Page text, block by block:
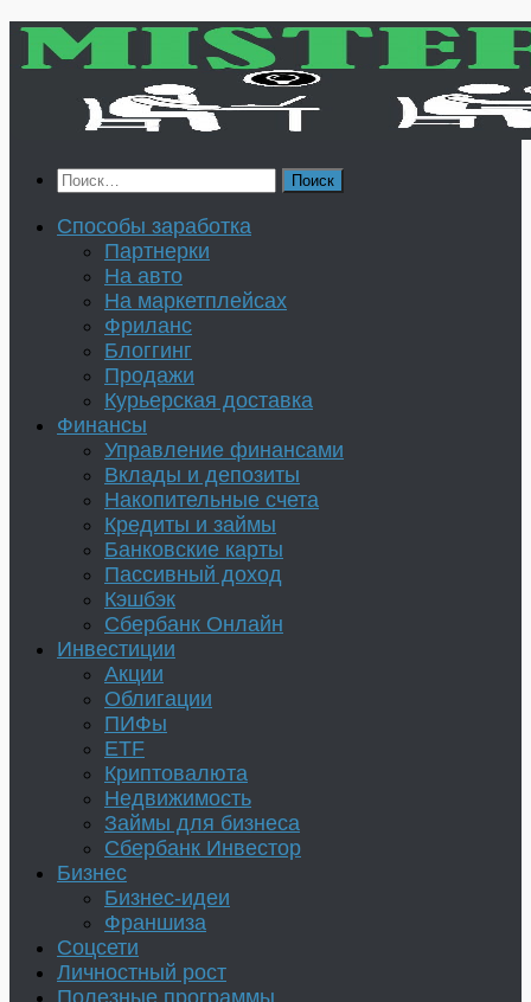
Перейти
Найти:
Способы заработка
Партнерки
На авто
На маркетплейсах
Фриланс
Блоггинг
Продажи
Курьерская доставка
Финансы
Управление финансами
Вклады и депозиты
Накопительные счета
Кредиты и займы
Банковские карты
Пассивный доход
Кэшбэк
Сбербанк Онлайн
Инвестиции
Акции
Облигации
ПИФы
ETF
Криптовалюта
Недвижимость
Займы для бизнеса
Сбербанк Инвестор
Бизнес
Бизнес-идеи
Франшиза
Соцсети
Личностный рост